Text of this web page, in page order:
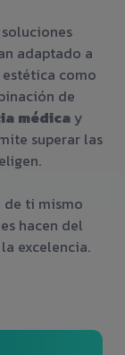
adaptado a
como
de
médicay
superar las
de ti mismo
hacen del
excelencia.